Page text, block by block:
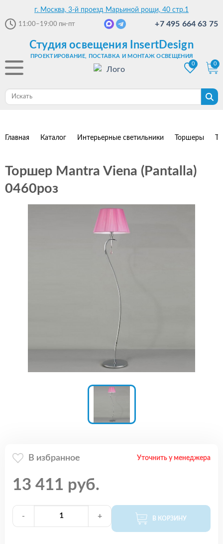
г. Москва, 3-й проезд Марьиной рощи, 40 стр.1
11:00–19:00 пн-пт +7 495 664 63 75
Студия освещения InsertDesign
ПРОЕКТИРОВАНИЕ, ПОСТАВКА И МОНТАЖ ОСВЕЩЕНИЯ
0
0
Главная Каталог Интерьерные светильники Торшеры
Торшер Mantra Viena (Pantalla)
0460роз
В избранное Уточнить у менеджера
13 411 руб.
- + В КОРЗИНУ